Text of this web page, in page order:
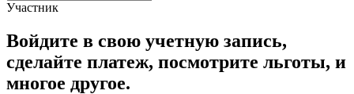
Участник
Войдите в свою учетную запись,
сделайте платеж, посмотрите льготы, и
многое другое.